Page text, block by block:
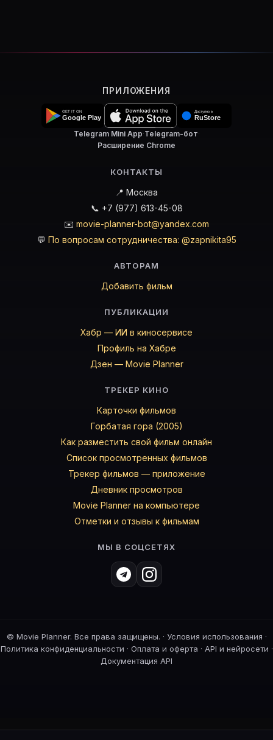
ПРИЛОЖЕНИЯ
Telegram Mini App·Telegram-бот·
Расширение Chrome
КОНТАКТЫ
📍 Москва
📞 +7 (977) 613-45-08
✉️ movie-planner-bot@yandex.com
💬 По вопросам сотрудничества: @zapnikita95
АВТОРАМ
Добавить фильм
ПУБЛИКАЦИИ
Хабр — ИИ в киносервисе
Профиль на Хабре
Дзен — Movie Planner
ТРЕКЕР КИНО
Карточки фильмов
Горбатая гора (2005)
Как разместить свой фильм онлайн
Список просмотренных фильмов
Трекер фильмов — приложение
Дневник просмотров
Movie Planner на компьютере
Отметки и отзывы к фильмам
МЫ В СОЦСЕТЯХ
© Movie Planner. Все права защищены. · Условия использования ·
Политика конфиденциальности · Оплата и оферта · API и нейросети ·
Документация API